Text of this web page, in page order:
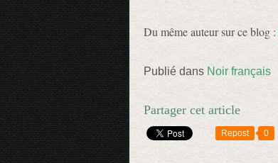
Du même auteur sur ce blog :
Publié dans Noir français
Partager cet article
Repost 0